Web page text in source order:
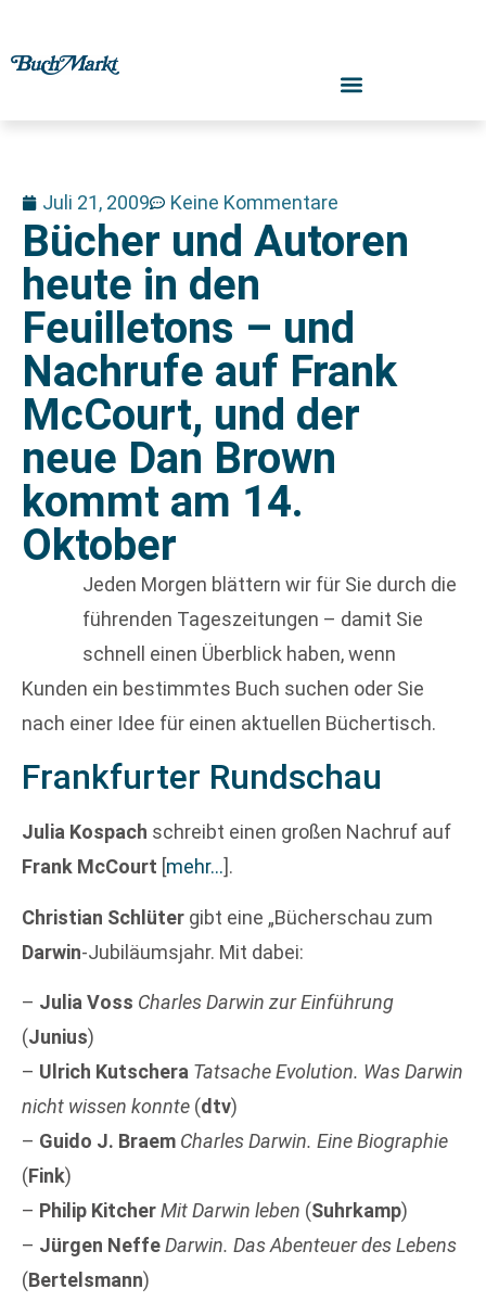
Juli 21, 2009 Keine Kommentare
Bücher und Autoren
heute in den
Feuilletons – und
Nachrufe auf Frank
McCourt, und der
neue Dan Brown
kommt am 14.
Oktober
Jeden Morgen blättern wir für Sie durch die
führenden Tageszeitungen – damit Sie
schnell einen Überblick haben, wenn
Kunden ein bestimmtes Buch suchen oder Sie
nach einer Idee für einen aktuellen Büchertisch.
Frankfurter Rundschau
Julia Kospach schreibt einen großen Nachruf auf
Frank McCourt [mehr…].
Christian Schlüter gibt eine „Bücherschau zum
Darwin-Jubiläumsjahr. Mit dabei:
– Julia Voss Charles Darwin zur Einführung
(Junius)
– Ulrich Kutschera Tatsache Evolution. Was Darwin
nicht wissen konnte (dtv)
– Guido J. Braem Charles Darwin. Eine Biographie
(Fink)
– Philip KitcherMit Darwin leben (Suhrkamp)
– Jürgen NeffeDarwin. Das Abenteuer des Lebens
(Bertelsmann)